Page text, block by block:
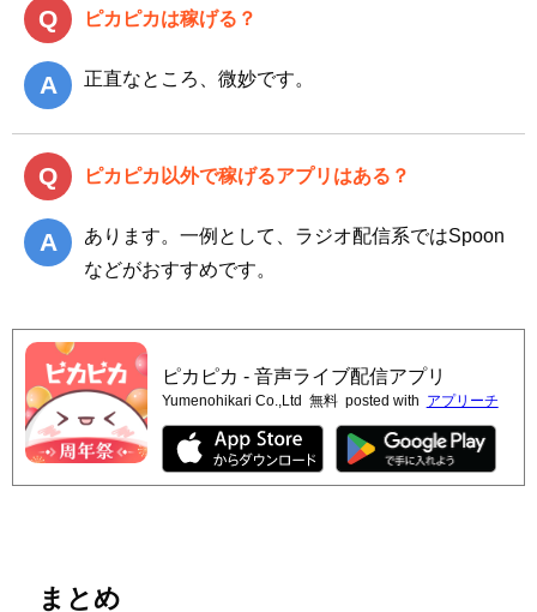
ピカピカは稼げる？
正直なところ、微妙です。
ピカピカ以外で稼げるアプリはある？
あります。一例として、ラジオ配信系ではSpoon
などがおすすめです。
ピカピカ - 音声ライブ配信アプリ
Yumenohikari Co.,Ltd 無料 posted with アプリーチ
まとめ